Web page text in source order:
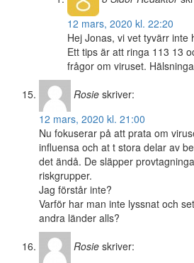
12 mars, 2020 kl. 22:20
Hej Jonas, vi vet tyvärr inte
Ett tips är att ringa 113 13
frågor om viruset.
Rosie skriver:
12 mars, 2020 kl. 21:00
Nu fokuserar på att prata om
influensa och at t stora delar av
det ändå. De släpper
riskgrupper.
Jag förstår inte?
Varför har man inte lyssnat och
andra länder alls?
Rosie skriver: